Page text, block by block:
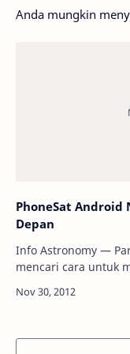
Anda mungkin
PhoneSat Android
Depan
Info Astronomy —
mencari cara untuk
membuat satelit